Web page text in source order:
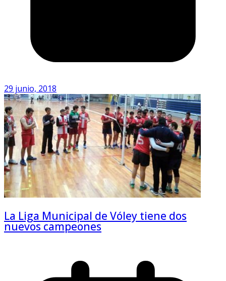
29 junio, 2018
La Liga Municipal de Vóley tiene dos
nuevos campeones